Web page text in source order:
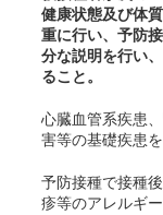
健康状態及び体
重に行い、予防
分な説明を行い
ること。
心臓血管系疾患
害等の基礎疾患
予防接種で接種
疹等のアレルギ